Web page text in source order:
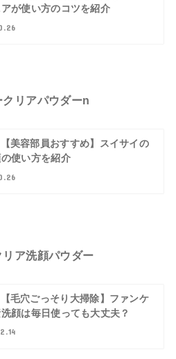
が使い方のコツを紹介
リアパウダーn
【美容部員おすすめ】スイサイの
使い方を紹介
ア洗顔パウダー
【毛穴ごっそり大掃除】ファンケ
顔は毎日使っても大丈夫？